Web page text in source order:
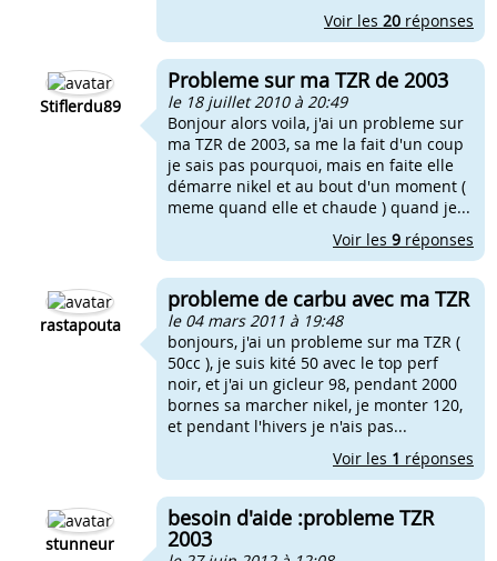
Voir les 20 réponses
Stiflerdu89
Probleme sur ma TZR de 2003
le 18 juillet 2010 à 20:49
Bonjour alors voila, j'ai un probleme sur
ma TZR de 2003, sa me la fait d'un coup
je sais pas pourquoi, mais en faite elle
démarre nikel et au bout d'un moment (
meme quand elle et chaude ) quand je...
Voir les 9 réponses
rastapouta
probleme de carbu avec ma TZR
le 04 mars 2011 à 19:48
bonjours, j'ai un probleme sur ma TZR (
50cc ), je suis kité 50 avec le top perf
noir, et j'ai un gicleur 98, pendant 2000
bornes sa marcher nikel, je monter 120,
et pendant l'hivers je n'ais pas...
Voir les 1 réponses
stunneur
besoin d'aide :probleme TZR
2003